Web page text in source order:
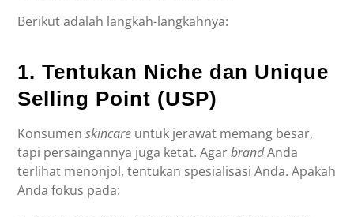
Berikut adalah langkah-langkahnya:
1. Tentukan Niche dan Unique
Selling Point (USP)
Konsumenskincare untuk jerawat memang besar,
tapi persaingannya juga ketat. AgarbrandAnda
terlihat menonjol, tentukan spesialisasi Anda. Apakah
Anda fokus pada: